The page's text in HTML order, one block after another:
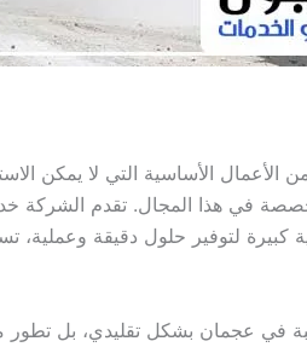
الأساسية التي لا يمكن
في هذا المجال. تقدم الشركة
لتوفير حلول دقيقة وعملية،
عجمان بشكل تقليدي، بل تطور